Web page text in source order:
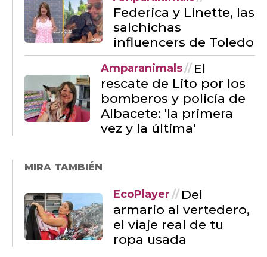
Amparanimals
El
rescate de Lito por los
bomberos y policía de
Albacete: 'la primera
vez y la última'
MIRA TAMBIÉN
EcoPlayer
Del
Además, CMMPlay establecealianzas con
distintos tipos de festivales. De dicha